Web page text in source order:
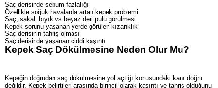
Saç derisinde sebum fazlalığı
Özellikle soğuk havalarda artan kepek problemi
Saç, sakal, bıyık vs beyaz deri pulu görülmesi
Kepek sorunu yaşanan yerde görülen kızarıklık
Saç derisinin tahriş olması
Saç derisinde yaşanan ciddi kaşıntı
Kepek Saç Dökülmesine Neden Olur Mu?
Kepeğin doğrudan saç dökülmesine yol açtığı konusundaki kanı doğru
değildir. Kepek belirtileri arasında birincil olarak kaşıntı ve tahriş olduğunu